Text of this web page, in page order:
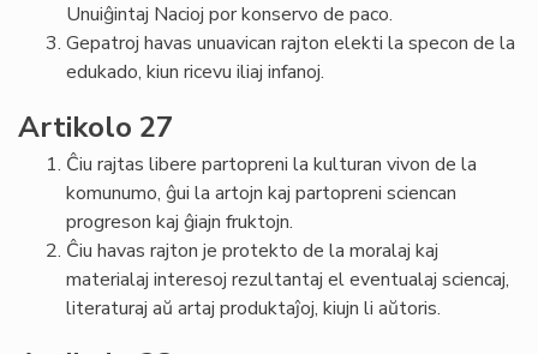
Unuiĝintaj Nacioj por konservo de paco.
Gepatroj havas unuavican rajton elekti la specon de la
edukado, kiun ricevu iliaj infanoj.
Artikolo 27
Ĉiu rajtas libere partopreni la kulturan vivon de la
komunumo, ĝui la artojn kaj partopreni sciencan
progreson kaj ĝiajn fruktojn.
Ĉiu havas rajton je protekto de la moralaj kaj
materialaj interesoj rezultantaj el eventualaj sciencaj,
literaturaj aŭ artaj produktaĵoj, kiujn li aŭtoris.